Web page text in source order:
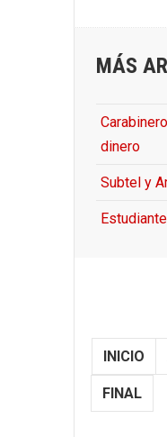
MÁS
dinero
Subtel y
INICIO
FINAL